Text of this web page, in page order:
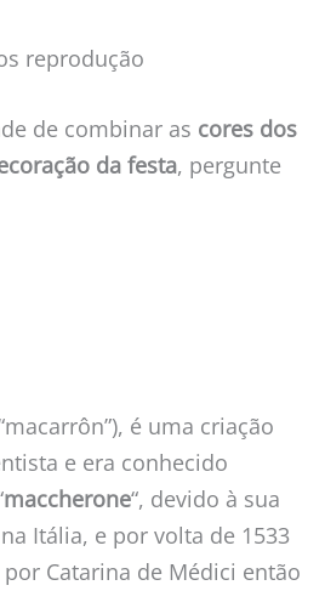
reprodução
de combinar as cores dos
da festa, pergunte
é uma criação
e era conhecido
maccherone“, devido à sua
Itália, e por volta de 1533
por Catarina de Médici então